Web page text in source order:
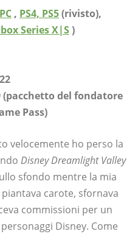
PC , PS4, PS5(rivisto),
Series X|S)
(pacchetto del fondatore
Pass)
velocemente ho perso la
Disney Dreamlight Valley
sfondo mentre la mia
carote, sfornava
commissioni per un
Disney. Come